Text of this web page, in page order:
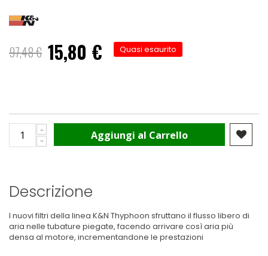
97,48 € Prezzo
speciale
15,80 € Quasi esaurito
Aggiungi al Carrello
Descrizione
I nuovi filtri della linea K&N Thyphoon sfruttano il flusso libero di
aria nelle tubature piegate, facendo arrivare così aria più
densa al motore, incrementandone le prestazioni